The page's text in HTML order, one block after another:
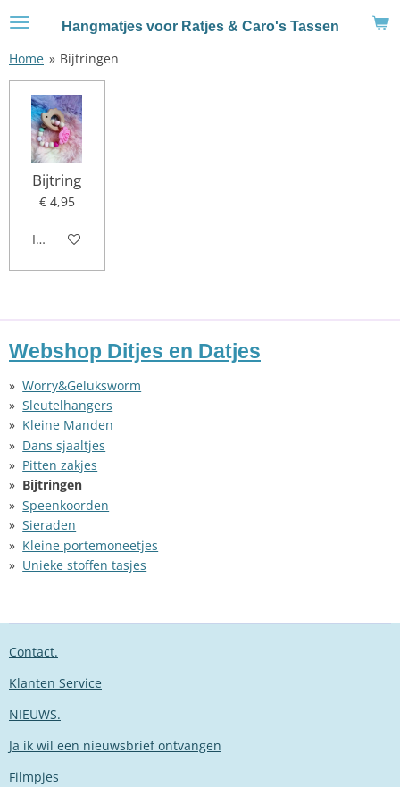
Ga
naar
hoofdinhoud
Hangmatjes voor Ratjes & Caro's Tassen
Home » Bijtringen
Bijtring
€ 4,95
In winkelwagen
Webshop Ditjes en Datjes
Worry&Geluksworm
Sleutelhangers
Kleine Manden
Dans sjaaltjes
Pitten zakjes
Bijtringen
Speenkoorden
Sieraden
Kleine portemoneetjes
Unieke stoffen tasjes
Contact.
Klanten Service
NIEUWS.
Ja ik wil een nieuwsbrief ontvangen
Filmpjes